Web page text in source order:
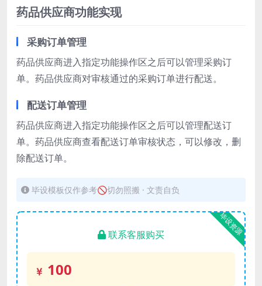
药品供应商功能实现
采购订单管理
药品供应商进入指定功能操作区之后可以管理采购订
单。药品供应商对审核通过的采购订单进行配送。
配送订单管理
药品供应商进入指定功能操作区之后可以管理配送订
单。药品供应商查看配送订单审核状态，可以修改，删
除配送订单。
毕设模板仅作参考🚫切勿照搬 · 文责自负
毕设资源
联系客服购买
100